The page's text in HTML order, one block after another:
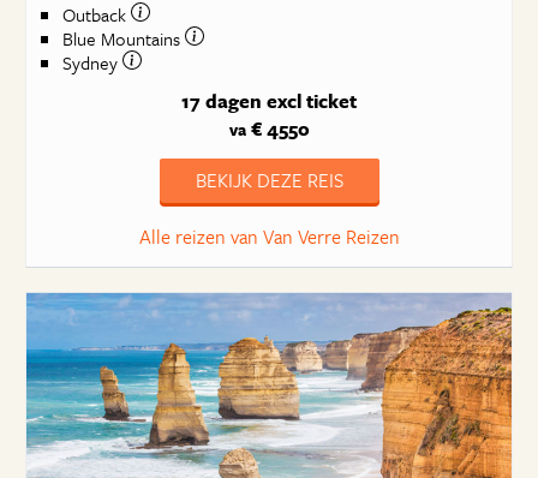
Outback
Blue Mountains
Sydney
17 dagen excl ticket
va€ 4550
BEKIJK DEZE REIS
Alle reizen van Van Verre Reizen